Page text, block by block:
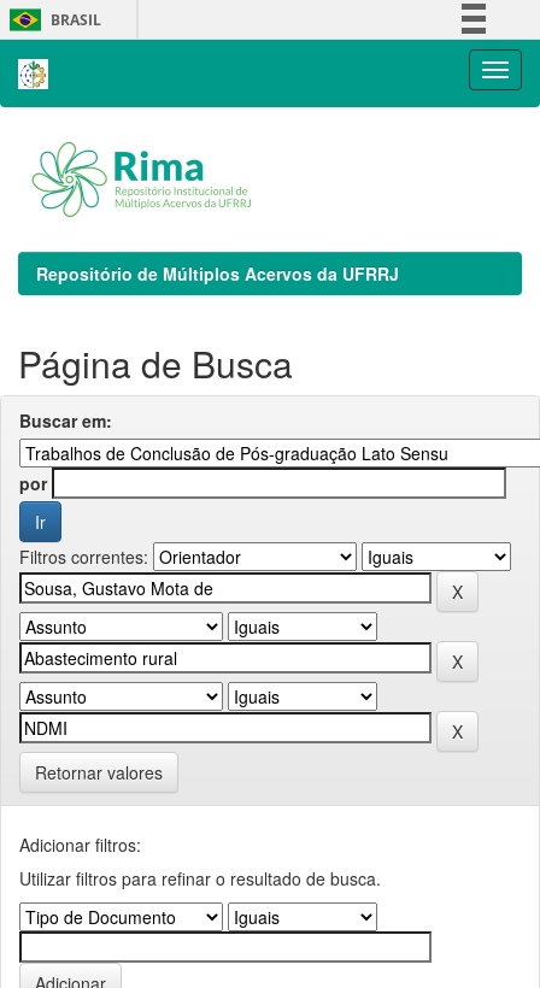
Skip
navigation
BRASIL
Repositório de Múltiplos Acervos da UFRRJ
Página de Busca
Buscar em:
por
Filtros correntes:
Retornar valores
Adicionar filtros:
Utilizar filtros para refinar o resultado de busca.